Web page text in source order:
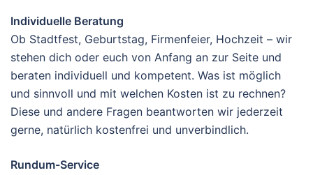
Individuelle Beratung
Ob Stadtfest, Geburtstag, Firmenfeier, Hochzeit – wir
stehen dich oder euch von Anfang an zur Seite und
beraten individuell und kompetent. Was ist möglich
und sinnvoll und mit welchen Kosten ist zu rechnen?
Diese und andere Fragen beantworten wir jederzeit
gerne, natürlich kostenfrei und unverbindlich.
Rundum-Service